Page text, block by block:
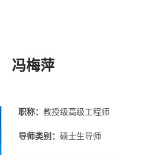
冯梅萍
职称： 教授级高级工程师
导师类别： 硕士生导师